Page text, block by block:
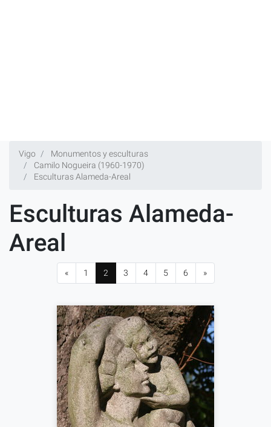
Vigo
Monumentos y esculturas
Camilo Nogueira (1960-1970)
Esculturas Alameda-Areal
Esculturas Alameda-
Areal
« 1 2 3 4 5 6 »